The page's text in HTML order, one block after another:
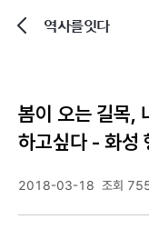
역사를잇다
봄이 오는 길목,
하고싶다 - 화성
2018-03-18 조회